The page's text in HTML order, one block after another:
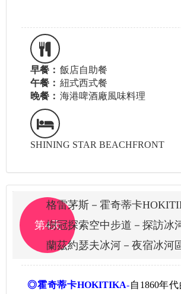
早餐： 飯店自助餐
午餐： 紐式西式餐
晚餐： 海港啤酒廠風味料理
SHINING STAR BEACHFRONT
第4天
格雷茅斯－霍奇蒂卡
樹冠探索空中步道－探訪冰
蘭茲約瑟夫冰河－夜宿冰河
◎霍奇蒂卡HOKITIKA-自1860年